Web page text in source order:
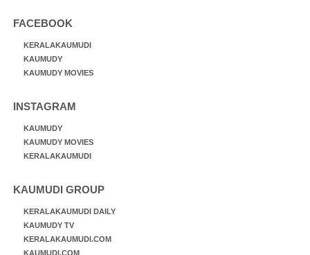
FACEBOOK
KERALAKAUMUDI
KAUMUDY
KAUMUDY MOVIES
INSTAGRAM
KAUMUDY
KAUMUDY MOVIES
KERALAKAUMUDI
KAUMUDI GROUP
KERALAKAUMUDI DAILY
KAUMUDY TV
KERALAKAUMUDI.COM
KAUMUDI.COM